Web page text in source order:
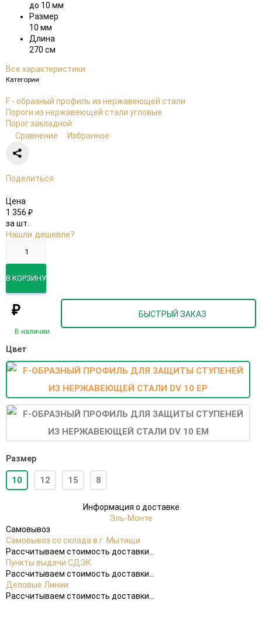
до 10 мм
Размер
10 мм
Длина
270 см
Все характеристики
Категории
F - образный профиль из нержавеющей стали
Пороги из нержавеющей стали угловые
Порог закладной
Сравнение
Избранное
Поделиться
Цена
1 356 ₽
за шт.
Нашли дешевле?
В КОРЗИНУ
₽ БЫСТРЫЙ ЗАКАЗ
В наличии
Цвет
Размер
10 12 15 8
Информация о доставке
Эль-Монте
Самовывоз
Самовывоз со склада в г. Мытищи
Рассчитываем стоимость доставки...
Пункты выдачи СДЭК
Рассчитываем стоимость доставки...
Деловые Линии
Рассчитываем стоимость доставки...